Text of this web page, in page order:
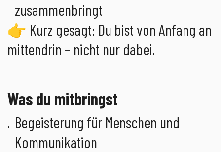
zusammenbringt
👉 Kurz gesagt: Du bist von Anfang an
mittendrin – nicht nur dabei.
Was du mitbringst
Begeisterung für Menschen und
Kommunikation